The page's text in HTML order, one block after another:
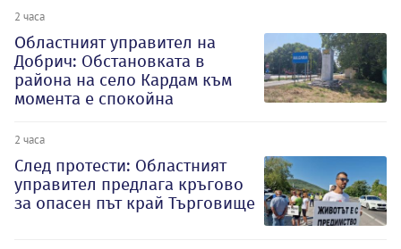
2 часа
Oбластният управител на
Добрич: Обстановката в
района на село Кардам към
момента е спокойна
2 часа
След протести: Областният
управител предлага кръгово
за опасен път край Търговище